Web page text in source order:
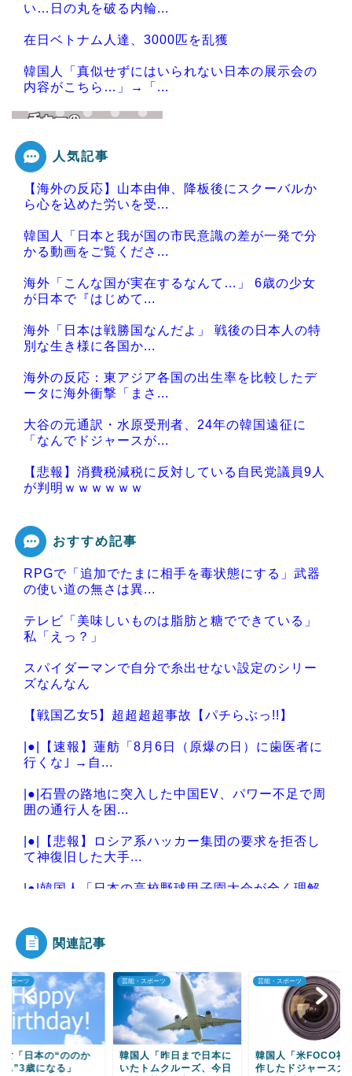
い…日の丸を破る内輪...
在日ベトナム人達、3000匹を乱獲
韓国人「真似せずにはいられない日本の展示会の
内容がこちら…」→「...
Powered by livedoor 相互RSS
人気記事
【海外の反応】山本由伸、降板後にスクーバルか
ら心を込めた労いを受...
韓国人「日本と我が国の市民意識の差が一発で分
かる動画をご覧くださ...
海外「こんな国が実在するなんて…」 6歳の少女
が日本で『はじめて...
海外「日本は戦勝国なんだよ」 戦後の日本人の特
別な生き様に各国か...
海外の反応：東アジア各国の出生率を比較したデ
ータに海外衝撃「まさ...
大谷の元通訳・水原受刑者、24年の韓国遠征に
「なんでドジャースが...
【悲報】消費税減税に反対している自民党議員9人
が判明ｗｗｗｗｗｗ
Powered by livedoor 相互RSS
おすすめ記事
RPGで「追加でたまに相手を毒状態にする」武器
の使い道の無さは異...
テレビ「美味しいものは脂肪と糖でできている」
私「えっ？」
スパイダーマンで自分で糸出せない設定のシリー
ズなんなん
【戦国乙女5】超超超超事故【パチらぶっ!!】
|●|【速報】蓮舫「8月6日（原爆の日）に歯医者に
行くな｣ →自...
|●|石畳の路地に突入した中国EV、パワー不足で周
囲の通行人を困...
|●|【悲報】ロシア系ハッカー集団の要求を拒否し
て神復旧した大手...
|●|韓国人「日本の高校野球甲子園大会が全く理解
Powered by livedoor 相互RSS
関連記事
スポーツ
女「日本の“ののか
ん”3歳になる」
芸能・スポーツ
韓国人「昨日まで日本に
いたトムクルーズ、今日
芸能・スポーツ
韓国人「米FOCO社
作したドジャース大